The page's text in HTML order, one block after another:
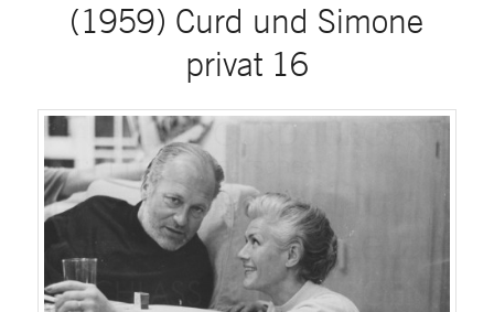
(1959) Curd und Simone
privat 16